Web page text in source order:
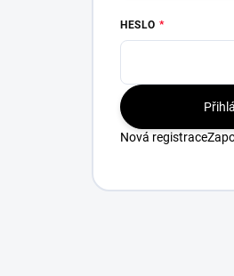
HESLO
Nová registrace